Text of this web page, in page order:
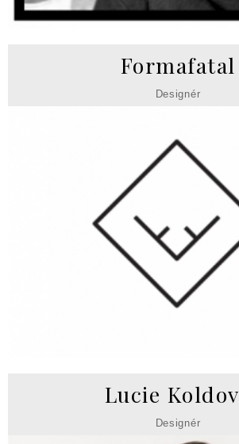
Formafatal
Designér
Lucie
Designér